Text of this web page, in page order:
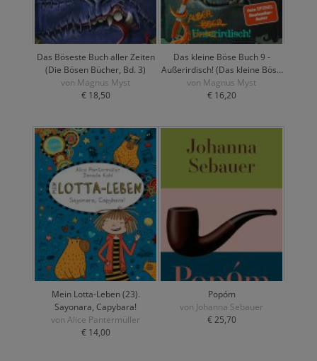
Das Böseste Buch aller Zeiten
(Die Bösen Bücher, Bd. 3)
von Magnus Myst
€ 18,50
Das kleine Böse Buch 9 -
Außerirdisch! (Das kleine Böse
Buch, Bd. 9)
von Magnus Myst
€ 16,20
Mein Lotta-Leben (23).
Sayonara, Capybara!
von Alice Pantermüller
€ 14,00
Popóm
von Johanna Sebauer
€ 25,70